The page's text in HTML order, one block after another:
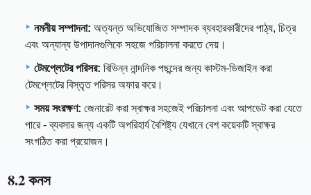
নমনীয় সম্পাদনা: অত্যন্ত অভিযোজিত সম্পাদক ব্যবহারকারীদের পাঠ্য, চিত্র
এবং অন্যান্য উপাদানগুলিকে সহজে পরিচালনা করতে দেয়।
টেমপ্লেটের পরিসর: বিভিন্ন নান্দনিক পছন্দের জন্য কাস্টম-ডিজাইন করা
টেমপ্লেটের বিস্তৃত পরিসর অফার করে।
সময় সংরক্ষণ: জেনারেট করা স্বাক্ষর সহজেই পরিচালনা এবং আপডেট করা যেতে
পারে - ব্যবসার জন্য একটি অপরিহার্য বৈশিষ্ট্য যেখানে বেশ কয়েকটি স্বাক্ষর
সংগঠিত করা প্রয়োজন।
8.2 কনস